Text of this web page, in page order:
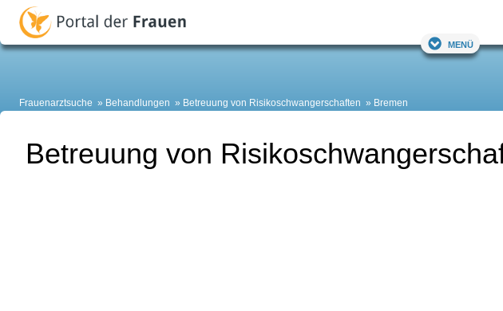
Menü
Frauenarztsuche Behandlungen Betreuung von Risikoschwangerschaften Bremen
Betreuung von